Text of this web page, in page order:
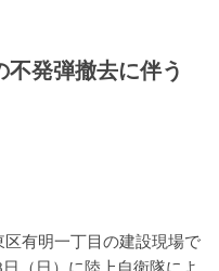
発弾撤去に伴う
有明一丁目の建設現場で
（日）に陸上自衛隊によ